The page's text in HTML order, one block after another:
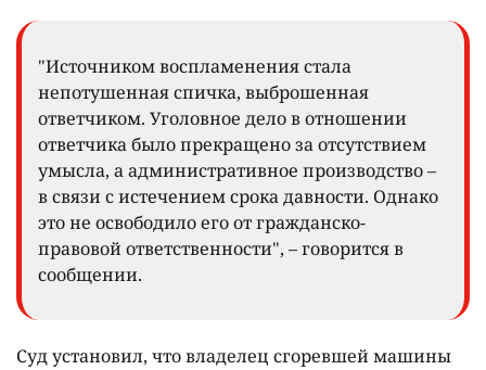
"Источником воспламенения стала
непотушенная спичка, выброшенная
ответчиком. Уголовное дело в отношении
ответчика было прекращено за отсутствием
умысла, а административное производство –
в связи с истечением срока давности. Однако
это не освободило его от гражданско-
правовой ответственности", – говорится в
сообщении.
Суд установил, что владелец сгоревшей машины